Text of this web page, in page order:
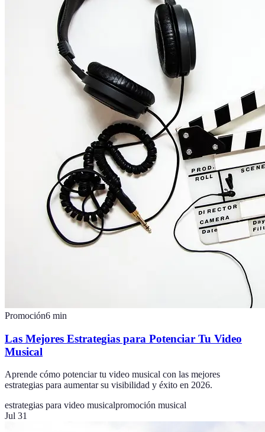
Promoción6 min
Las Mejores Estrategias para Potenciar Tu Video
Musical
Aprende cómo potenciar tu video musical con las mejores
estrategias para aumentar su visibilidad y éxito en 2026.
estrategias para video musicalpromoción musical
Jul 31